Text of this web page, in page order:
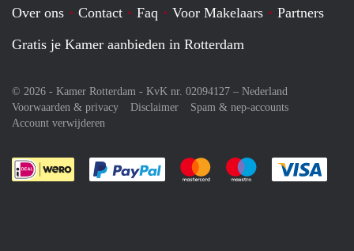
Over ons Contact Faq Voor Makelaars
Partners
Gratis je Kamer aanbieden in Rotterdam
© 2026 - Kamer Rotterdam - KvK nr. 02094127 – Nederland
Voorwaarden & privacy
Disclaimer
Spam & nep-accounts
Account verwijderen
Je rekent gemakkelijk af met Paypal
Je rekent gemakkelijk af met
Je rekent